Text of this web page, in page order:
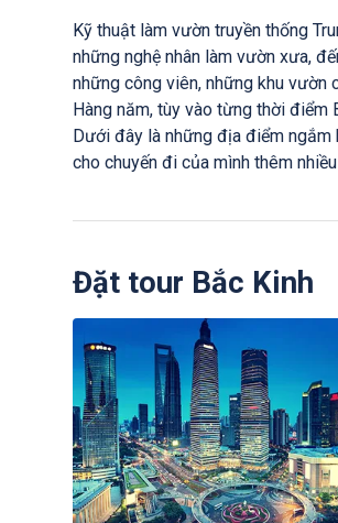
Kỹ thuật làm vườn truyền thống
những nghệ nhân làm vườn xưa,
những công viên, những khu vườn
Hàng năm, tùy vào từng thời điểm
Dưới đây là những địa điểm ngắm
cho chuyến đi của mình thêm
Đặt tour Bắc Kinh